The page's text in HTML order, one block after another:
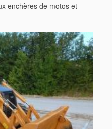
enchères de motos et